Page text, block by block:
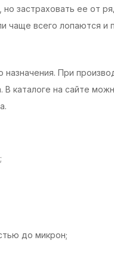
застраховать ее от
чаще всего
При
каталоге на сайте
до микрон;